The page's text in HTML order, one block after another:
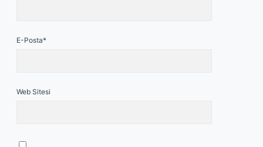
E-Posta*
Web Sitesi